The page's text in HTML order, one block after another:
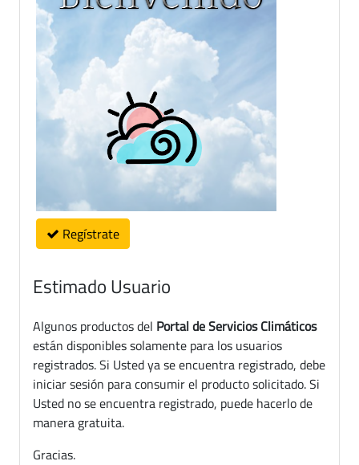
Regístrate
Estimado Usuario
Algunos productos del Portal de Servicios Climáticos
están disponibles solamente para los usuarios
registrados. Si Usted ya se encuentra registrado, debe
iniciar sesión para consumir el producto solicitado. Si
Usted no se encuentra registrado, puede hacerlo de
manera gratuita.
Gracias.